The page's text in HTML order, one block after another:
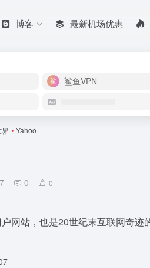
博客 最新机场优惠
鲨鱼VPN
界 • Yahoo
0 0
网站，也是20世纪末互联网奇迹